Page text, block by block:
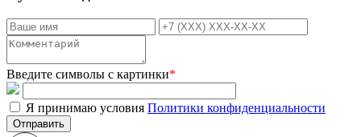
Введите символы с картинки*
Я принимаю условия Политики конфиденциальности
Отправить